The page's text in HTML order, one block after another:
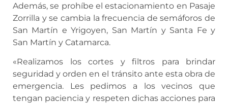
Además, se prohíbe el estacionamiento en Pasaje
Zorrilla y se cambia la frecuencia de semáforos de
San Martín e Yrigoyen, San Martín y Santa Fe y
San Martín y Catamarca.
«Realizamos los cortes y filtros para brindar
seguridad y orden en el tránsito ante esta obra de
emergencia. Les pedimos a los vecinos que
tengan paciencia y respeten dichas acciones para